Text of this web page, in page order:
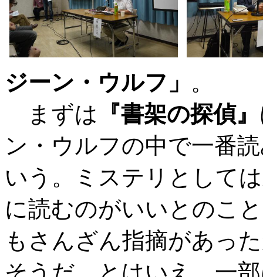
ジーン・ウルフ」 。
まずは 『書架の探偵』
ン・ウルフの中で一番
いう。ミステリとして
に読むのがいいとのこ
もさんざん指摘があっ